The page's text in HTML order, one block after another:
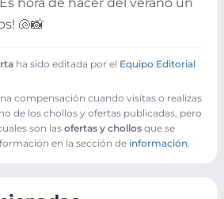
🐚📸
ha sido editada por el Equipo Editorial
compensación cuando visitas o realizas
de los chollos y ofertas publicadas, pero
son las ofertas y chollos que se
en la sección de información